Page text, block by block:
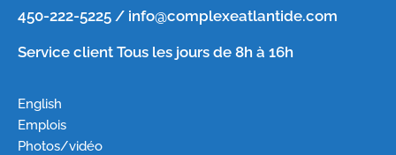
450-222-5225 / info@complexeatlantide.com
Service client Tous les jours de 8h à 16h
English
Emplois
Photos/vidéo